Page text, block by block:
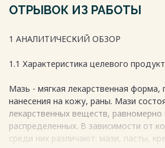
мази, кремы и гели. Они широко
активных веществ. В последние годы
повышению качества мазевых
исследований, совершенствованием
производства и ростом требований к
безопасности.
Весь текст будет доступенпосле
ОТРЫВОК ИЗ РАБОТЫ
1 АНАЛИТИЧЕСКИЙ ОБЗОР
1.1 Характеристика целевого
Мазь - мягкая лекарственная форма,
нанесения на кожу, раны. Мази
лекарственных веществ, равномерно
распределенных. В зависимости от
среди них различают: мази, пасты,